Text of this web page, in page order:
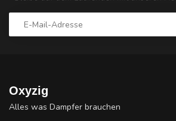
Oxyzig
Alles was Dampfer brauchen